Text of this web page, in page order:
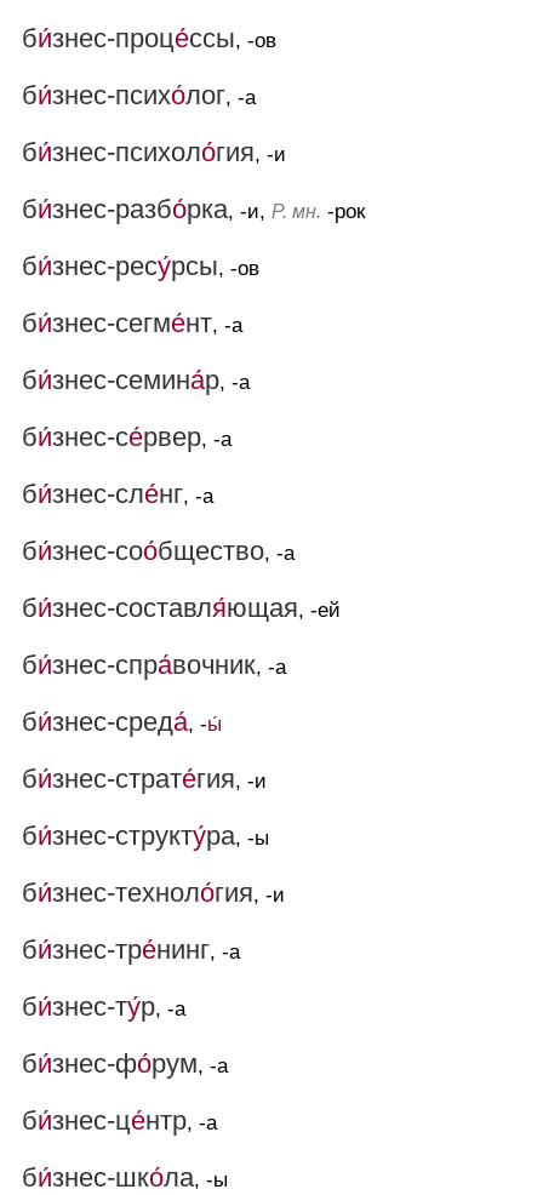
би́знес-проце́ссы, -ов
би́знес-психо́лог, -а
би́знес-психоло́гия, -и
би́знес-разбо́рка, -и, Р. мн. -рок
би́знес-ресу́рсы, -ов
би́знес-сегме́нт, -а
би́знес-семина́р, -а
би́знес-се́рвер, -а
би́знес-сле́нг, -а
би́знес-соо́бщество, -а
би́знес-составля́ющая, -ей
би́знес-спра́вочник, -а
би́знес-среда́, -ы́
би́знес-страте́гия, -и
би́знес-структу́ра, -ы
би́знес-техноло́гия, -и
би́знес-тре́нинг, -а
би́знес-ту́р, -а
би́знес-фо́рум, -а
би́знес-це́нтр, -а
би́знес-шко́ла, -ы